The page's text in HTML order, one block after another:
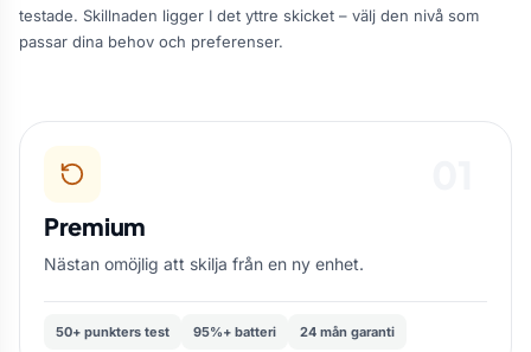
testade. Skillnaden ligger I det yttre skicket – välj den nivå som
passar dina behov och preferenser.
Premium
Nästan omöjlig att skilja från en ny enhet.
50+ punkters test 95%+ batteri 24 mån garanti